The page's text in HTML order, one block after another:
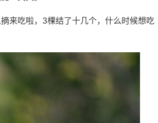
来吃啦，3棵结了十几个，什么时候想吃